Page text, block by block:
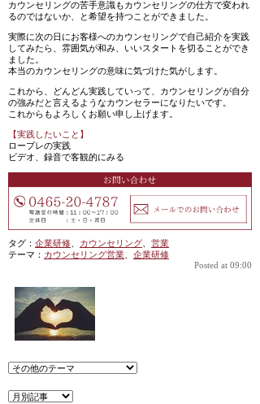
カウンセリングの苦手意識もカウンセリングの仕方で変われ
るのではないか、と希望を持つことができました。
実際に次の日にお客様へのカウンセリングで自己紹介を実践
してみたら、雰囲気が和み、いいスタートを切ることができ
ました。
本当のカウンセリングの意味に気づけた気がします。
これから、どんどん実践していって、カウンセリングが自分
の強みだと言えるようなカウンセラーになりたいです。
これからもよろしくお願い申し上げます。
【実践したいこと】
ロープレの実践
ビデオ、録音で客観的にみる
タグ： 企業研修、 カウンセリング、 営業
テーマ： カウンセリング営業、 企業研修
Posted at 09:00